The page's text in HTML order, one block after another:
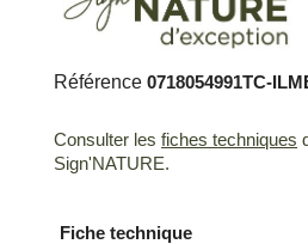
Référence 0718054991TC-
Consulter les fiches techniques
Sign'NATURE.
Fiche technique